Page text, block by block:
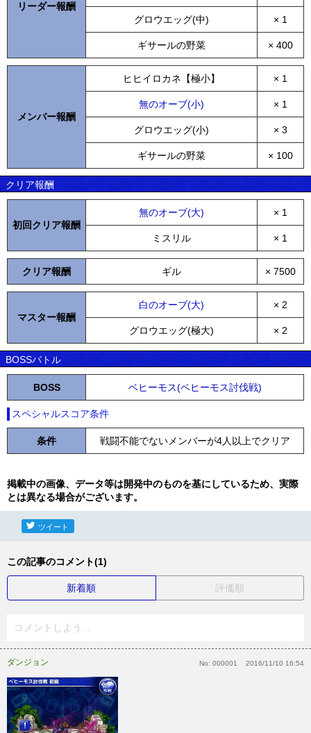
リーダー報酬
グロウエッグ(中) × 1
ギサールの野菜 × 400
メンバー報酬
ヒヒイロカネ【極小】 × 1
無のオーブ(小) × 1
グロウエッグ(小) × 3
ギサールの野菜 × 100
クリア報酬
初回クリア報酬
無のオーブ(大) × 1
ミスリル × 1
クリア報酬 ギル × 7500
マスター報酬
白のオーブ(大) × 2
グロウエッグ(極大) × 2
BOSSバトル
BOSS ベヒーモス(ベヒーモス討伐戦)
スペシャルスコア条件
条件 戦闘不能でないメンバーが4人以上でクリア
掲載中の画像、データ等は開発中のものを基にしているため、実際
とは異なる場合がございます。
ツイート
この記事のコメント(1)
新着順 評価順
コメントしよう...
ダンジョン No: 000001 2016/11/10 16:54